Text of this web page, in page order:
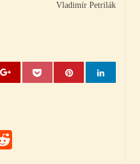
Vladimír Petrilák